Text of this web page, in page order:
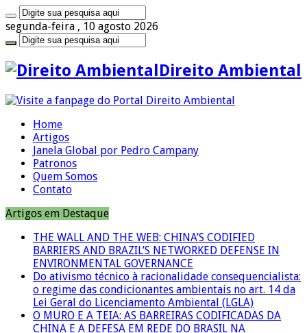
segunda-feira , 10 agosto 2026
Direito Ambiental
Home
Artigos
Janela Global por Pedro Campany
Patronos
Quem Somos
Contato
Artigos em Destaque
THE WALL AND THE WEB: CHINA’S CODIFIED
BARRIERS AND BRAZIL’S NETWORKED DEFENSE IN
ENVIRONMENTAL GOVERNANCE
Do ativismo técnico à racionalidade consequencialista:
o regime das condicionantes ambientais no art. 14 da
Lei Geral do Licenciamento Ambiental (LGLA)
O MURO E A TEIA: AS BARREIRAS CODIFICADAS DA
CHINA E A DEFESA EM REDE DO BRASIL NA